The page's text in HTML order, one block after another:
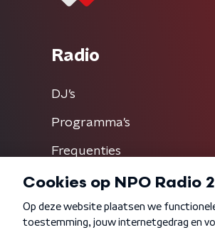
Radio
DJ’s
Programma's
Frequenties